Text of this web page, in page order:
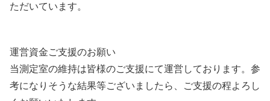
ただいています。
運営資金ご支援のお願い
当測定室の維持は皆様のご支援にて運営しております。参
考になりそうな結果等ございましたら、ご支援の程よろし